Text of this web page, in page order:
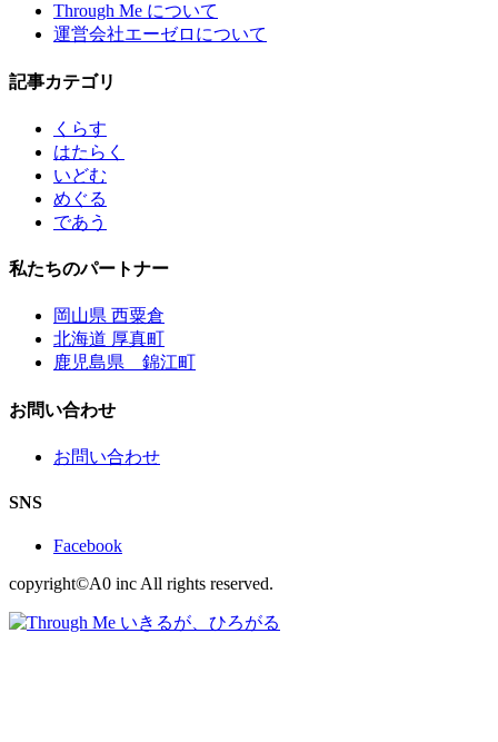
Through Me について
運営会社エーゼロについて
記事カテゴリ
くらす
はたらく
いどむ
めぐる
であう
私たちのパートナー
岡山県 西粟倉
北海道 厚真町
鹿児島県 錦江町
お問い合わせ
お問い合わせ
SNS
Facebook
copyright©A0 inc All rights reserved.